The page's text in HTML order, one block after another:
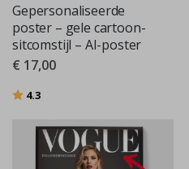
Gepersonaliseerde
poster – gele cartoon-
sitcomstijl – AI-poster
€ 17,00
Beoordeling:
4.3